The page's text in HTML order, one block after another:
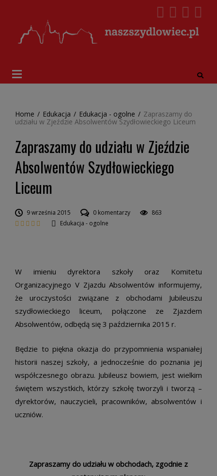
Home / Edukacja / Edukacja - ogolne / Zapraszamy do
udziału w Zjeździe Absolwentów Szydłowieckiego Liceum
Zapraszamy do udziału w Zjeździe
Absolwentów Szydłowieckiego
Liceum
9 września 2015 0 komentarzy
863
Edukacja - ogolne
W imieniu dyrektora szkoły oraz Komitetu
Organizacyjnego V Zjazdu Absolwentów informujemy,
że uroczystości związane z obchodami Jubileuszu
szydłowieckiego liceum, połączone ze Zjazdem
Absolwentów, odbędą się 3 października 2015 r.
Będzie to piękna okazja do przypomnienia wspaniałej
historii naszej szkoły, a jednocześnie do poznania jej
współczesnego obrazu. Jubileusz bowiem, jest wielkim
świętem wszystkich, którzy szkołę tworzyli i tworzą –
dyrektorów, nauczycieli, pracowników, absolwentów i
uczniów.
Zapraszamy do udziału w obchodach, zgodnie z